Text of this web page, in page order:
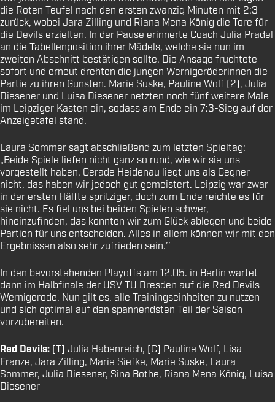
die Roten Teufel nach den ersten zwanzig Minuten mit 2:3
zurück, wobei Jara Zilling und Riana Mena König die Tore für
die Devils erzielten. In der Pause erinnerte Coach Julia Pradel
an die Tabellenposition ihrer Mädels, welche sie nun im
zweiten Abschnitt bestätigen sollte. Die Ansage fruchtete
sofort und erneut drehten die jungen Wernigeröderinnen die
Partie zu ihren Gunsten. Marie Suske, Pauline Wolf (2), Julia
Diesener und Luisa Diesener netzten noch fünf weitere Male
im Leipziger Kasten ein, sodass am Ende ein 7:3-Sieg auf der
Anzeigetafel stand.
Laura Sommer sagt abschließend zum letzten Spieltag:
„Beide Spiele liefen nicht ganz so rund, wie wir sie uns
vorgestellt haben. Gerade Heidenau liegt uns als Gegner
nicht, das haben wir jedoch gut gemeistert. Leipzig war zwar
in der ersten Hälfte spritziger, doch zum Ende reichte es für
sie nicht. Es fiel uns bei beiden Spielen schwer,
hineinzufinden, das konnten wir zum Glück ablegen und beide
Partien für uns entscheiden. Alles in allem können wir mit den
Ergebnissen also sehr zufrieden sein.’’
In den bevorstehenden Playoffs am 12.05. in Berlin wartet
dann im Halbfinale der USV TU Dresden auf die Red Devils
Wernigerode. Nun gilt es, alle Trainingseinheiten zu nutzen
und sich optimal auf den spannendsten Teil der Saison
vorzubereiten.
Red Devils: [T] Julia Habenreich, [C] Pauline Wolf, Lisa
Franze, Jara Zilling, Marie Siefke, Marie Suske, Laura
Sommer, Julia Diesener, Sina Bothe, Riana Mena König, Luisa
Diesener